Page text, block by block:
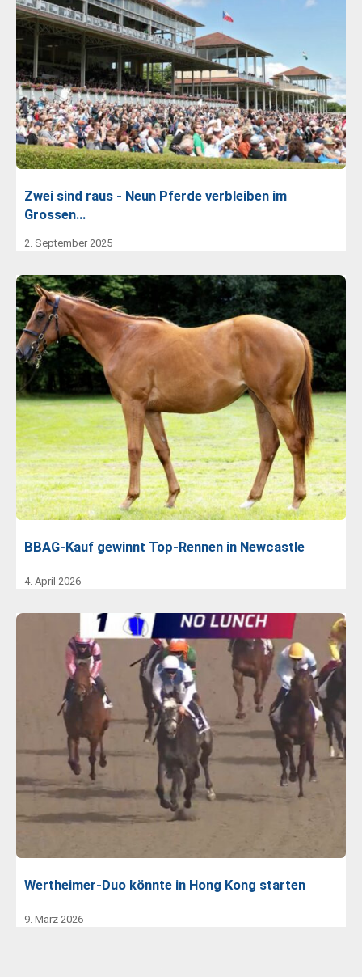
Zwei sind raus - Neun Pferde verbleiben im
Grossen…
2. September 2025
BBAG-Kauf gewinnt Top-Rennen in Newcastle
4. April 2026
Wertheimer-Duo könnte in Hong Kong starten
9. März 2026